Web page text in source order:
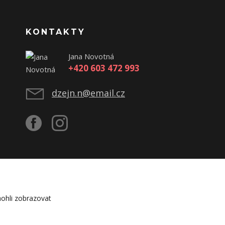
KONTAKTY
Jana Novotná
+420 603 472 993
dzejn.n@email.cz
zobrazovat